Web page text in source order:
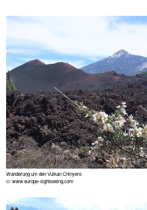
Wanderung um den Vulkan Chinyero
©: www.europe-sightseeing.com